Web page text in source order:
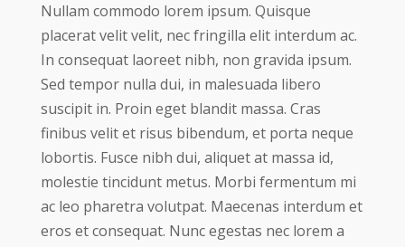
Nullam commodo lorem ipsum. Quisque
placerat velit velit, nec fringilla elit interdum ac.
In consequat laoreet nibh, non gravida ipsum.
Sed tempor nulla dui, in malesuada libero
suscipit in. Proin eget blandit massa. Cras
finibus velit et risus bibendum, et porta neque
lobortis. Fusce nibh dui, aliquet at massa id,
molestie tincidunt metus. Morbi fermentum mi
ac leo pharetra volutpat. Maecenas interdum et
eros et consequat. Nunc egestas nec lorem a